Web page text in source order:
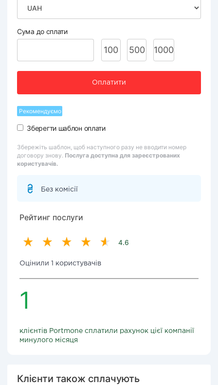
Сума до сплати
100 500 1000
Оплатити
Рекомендуємо
Зберегти шаблон оплати
Збережіть шаблон, щоб наступного разу не вводити номер
договору знову. Послуга доступна для зареєстрованих
користувачів.
Без комісії
Рейтинг послуги
4.6
Оцінили 1 користувачів
1
клієнтів Portmone сплатили рахунок цієї компанії
минулого місяця
Клієнти також сплачують